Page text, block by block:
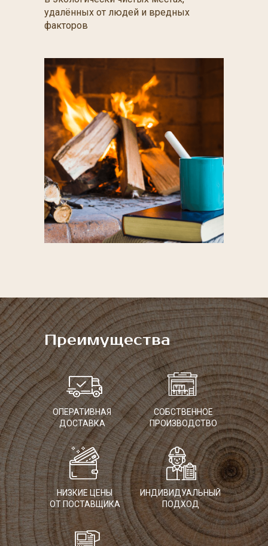
удалённых от людей и вредных
факторов
СОБСТВЕННОЕ
ПРОИЗВОДСТВО
ИНДИВИДУАЛЬНЫЙ
ПОДХОД
ОПЕРАТИВНАЯ
ДОСТАВКА
НИЗКИЕ ЦЕНЫ
ОТ ПОСТАВЩИКА
Преимущества